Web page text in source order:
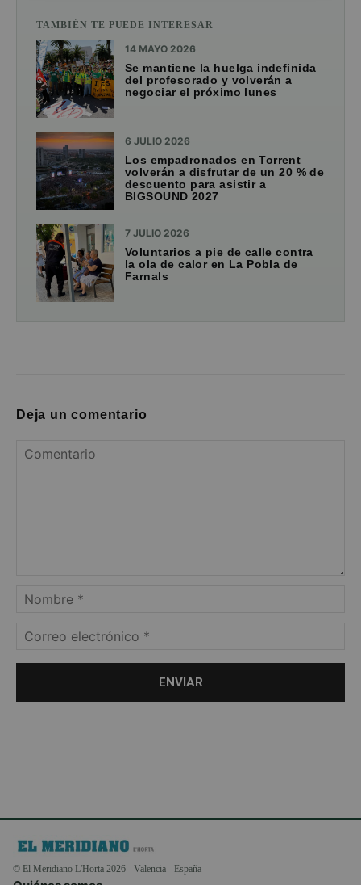
TAMBIÉN TE PUEDE INTERESAR
14 MAYO 2026
Se mantiene la huelga indefinida
del profesorado y volverán a
negociar el próximo lunes
6 JULIO 2026
Los empadronados en Torrent
volverán a disfrutar de un 20 % de
descuento para asistir a
BIGSOUND 2027
7 JULIO 2026
Voluntarios a pie de calle contra
la ola de calor en La Pobla de
Farnals
Deja un comentario
© El Meridiano L'Horta 2026 - Valencia - España